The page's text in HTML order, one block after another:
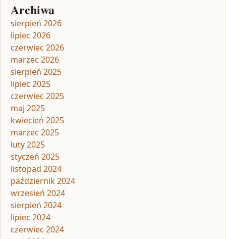
Archiwa
sierpień 2026
lipiec 2026
czerwiec 2026
marzec 2026
sierpień 2025
lipiec 2025
czerwiec 2025
maj 2025
kwiecień 2025
marzec 2025
luty 2025
styczeń 2025
listopad 2024
październik 2024
wrzesień 2024
sierpień 2024
lipiec 2024
czerwiec 2024